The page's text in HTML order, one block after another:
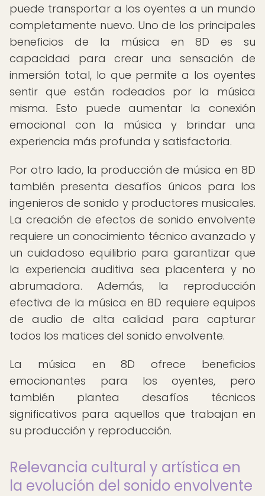
puede transportar a los oyentes a un mundo
completamente nuevo. Uno de los principales
beneficios de la música en 8D es su
capacidad para crear una sensación de
inmersión total, lo que permite a los oyentes
sentir que están rodeados por la música
misma. Esto puede aumentar la conexión
emocional con la música y brindar una
experiencia más profunda y satisfactoria.
Por otro lado, la producción de música en 8D
también presenta desafíos únicos para los
ingenieros de sonido y productores musicales.
La creación de efectos de sonido envolvente
requiere un conocimiento técnico avanzado y
un cuidadoso equilibrio para garantizar que
la experiencia auditiva sea placentera y no
abrumadora. Además, la reproducción
efectiva de la música en 8D requiere equipos
de audio de alta calidad para capturar
todos los matices del sonido envolvente.
La música en 8D ofrece beneficios
emocionantes para los oyentes, pero
también plantea desafíos técnicos
significativos para aquellos que trabajan en
su producción y reproducción.
Relevancia cultural y artística en
la evolución del sonido envolvente